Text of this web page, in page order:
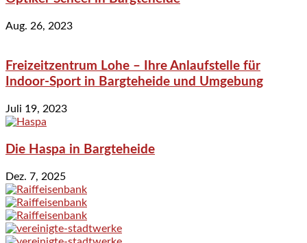
Aug. 26, 2023
Freizeitzentrum Lohe – Ihre Anlaufstelle für
Indoor-Sport in Bargteheide und Umgebung
Juli 19, 2023
Die Haspa in Bargteheide
Dez. 7, 2025